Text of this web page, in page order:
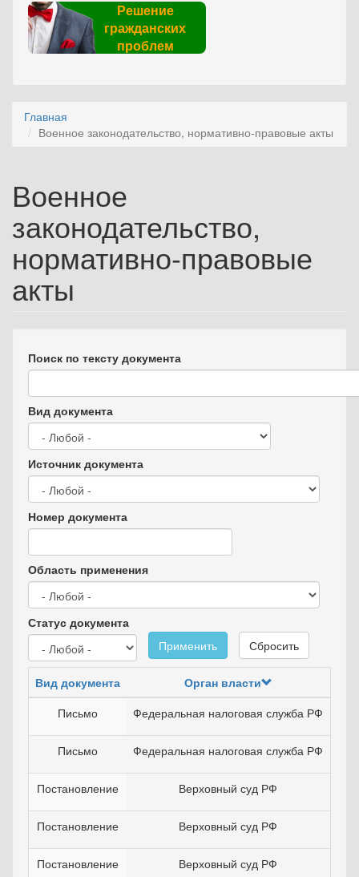
Решение
гражданских
проблем
Главная
Военное законодательство, нормативно-правовые акты
Военное
законодательство,
нормативно-правовые
акты
Поиск по тексту документа
Вид документа
Источник документа
Номер документа
Область применения
Статус документа
Применить
Сбросить
Вид документа Орган власти
Письмо
Федеральная налоговая служба РФ
Письмо Федеральная налоговая служба РФ
Постановление Верховный суд РФ
Постановление Верховный суд РФ
Постановление Верховный суд РФ